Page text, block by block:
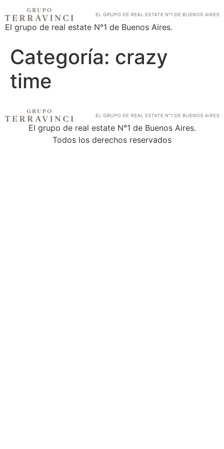
El grupo de real estate N°1 de Buenos Aires.
Categoría: crazy
time
El grupo de real estate N°1 de Buenos Aires.
Todos los derechos reservados